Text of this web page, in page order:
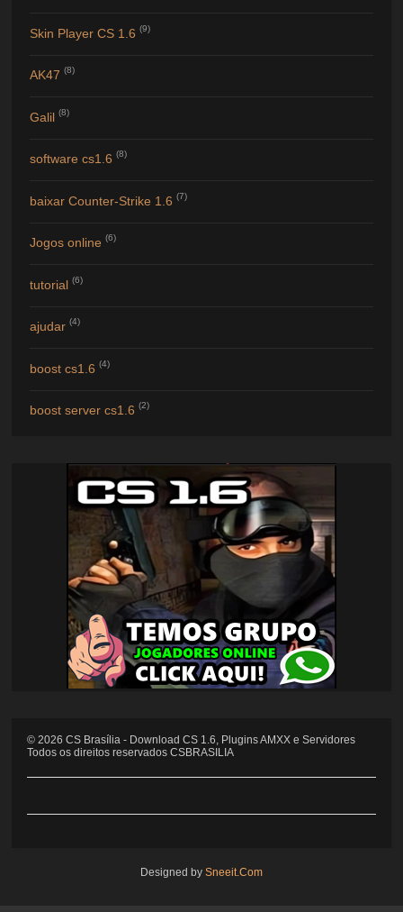
Skin Player CS 1.6 (9)
AK47 (8)
Galil (8)
software cs1.6 (8)
baixar Counter-Strike 1.6 (7)
Jogos online (6)
tutorial (6)
ajudar (4)
boost cs1.6 (4)
boost server cs1.6 (2)
©2026 CS Brasília - Download CS 1.6, Plugins AMXX e Servidores
Todos os direitos reservados CSBRASILIA
Designed by Sneeit.Com